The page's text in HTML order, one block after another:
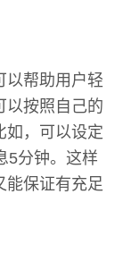
以帮助用户轻
以按照自己的
如，可以设定
5分钟。这样
能保证有充足